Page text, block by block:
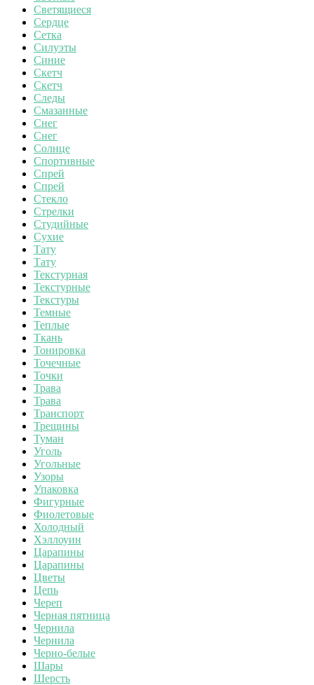
Светящиеся
Сердце
Сетка
Силуэты
Синие
Скетч
Скетч
Следы
Смазанные
Снег
Снег
Солнце
Спортивные
Спрей
Спрей
Стекло
Стрелки
Студийные
Сухие
Тату
Тату
Текстурная
Текстурные
Текстуры
Темные
Теплые
Ткань
Тонировка
Точечные
Точки
Трава
Трава
Транспорт
Трещины
Туман
Уголь
Угольные
Узоры
Упаковка
Фигурные
Фиолетовые
Холодный
Хэллоуин
Царапины
Царапины
Цветы
Цепь
Череп
Черная пятница
Чернила
Чернила
Черно-белые
Шары
Шерсть